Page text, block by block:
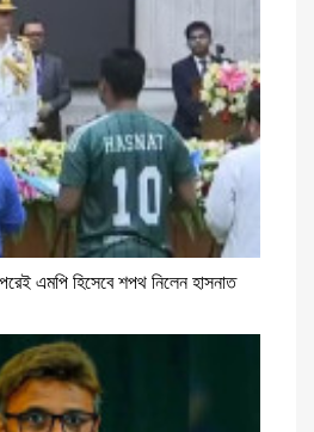
এমপি হিসেবে শপথ নিলেন হাসনাত